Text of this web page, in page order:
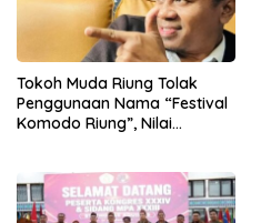
Tokoh Muda Riung Tolak
Penggunaan Nama “Festival
Komodo Riung”, Nilai